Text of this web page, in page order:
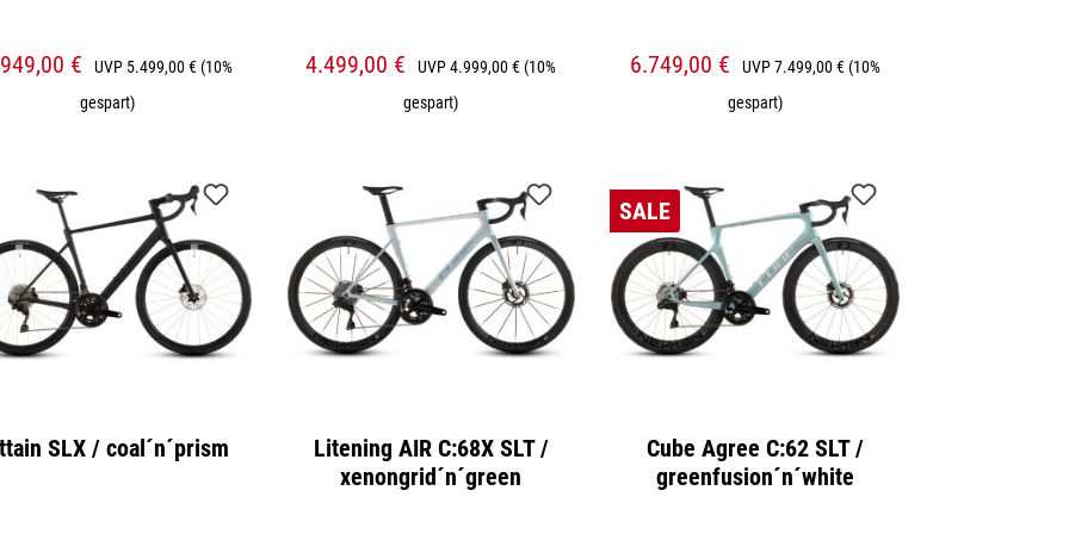
€ UVP 5.499,00 €(10%
gespart)
4.499,00 € UVP4.999,00 € (10%
gespart)
6.749,00 € UVP7.499,00 €(10%
gespart)
SLX / coal´n´prism
Litening AIR C:68X SLT /
xenongrid´n´green
SALE
Cube Agree C:62 SLT /
greenfusion´n´white